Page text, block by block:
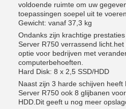
voldoende ruimte om uw
toepassingen soepel uit te
Gewicht: vanaf 37,3 kg
Ondanks zijn krachtige
Server R750 verrassend
optie voor bedrijven met
computerbehoeften.
Hard Disk: 8 x 2,5 SSD/HDD
Naast zijn 3 harde schijven heeft
Server R750 ook 8 glijbanen
HDD.Dit geeft u nog meer